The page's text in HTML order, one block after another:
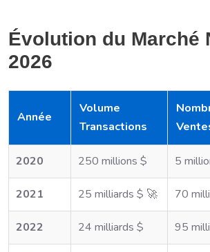
Évolution du Marché
2026
Année
Volume
Transactions
2020 250 millions $ 5
2021 25 milliards $ 🚀 70
2022 24 milliards $ 95